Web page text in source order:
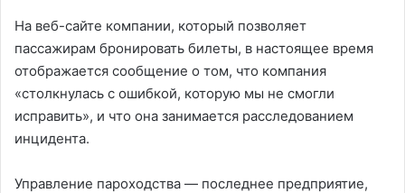
На веб-сайте компании, который позволяет
пассажирам бронировать билеты, в настоящее время
отображается сообщение о том, что компания
«столкнулась с ошибкой, которую мы не смогли
исправить», и что она занимается расследованием
инцидента.
Управление пароходства — последнее предприятие,